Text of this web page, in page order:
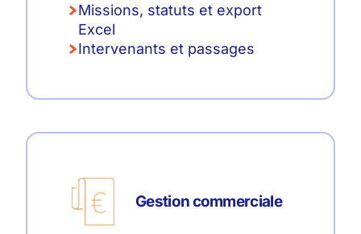
Missions, statuts et export
Excel
Intervenants et passages
Gestion commerciale